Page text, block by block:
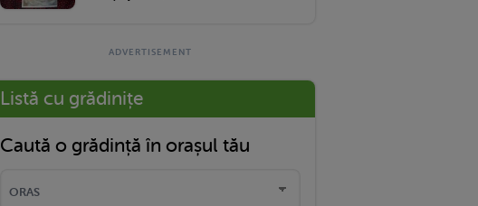
Listă cu grădinițe
Caută o grădință în orașul tău